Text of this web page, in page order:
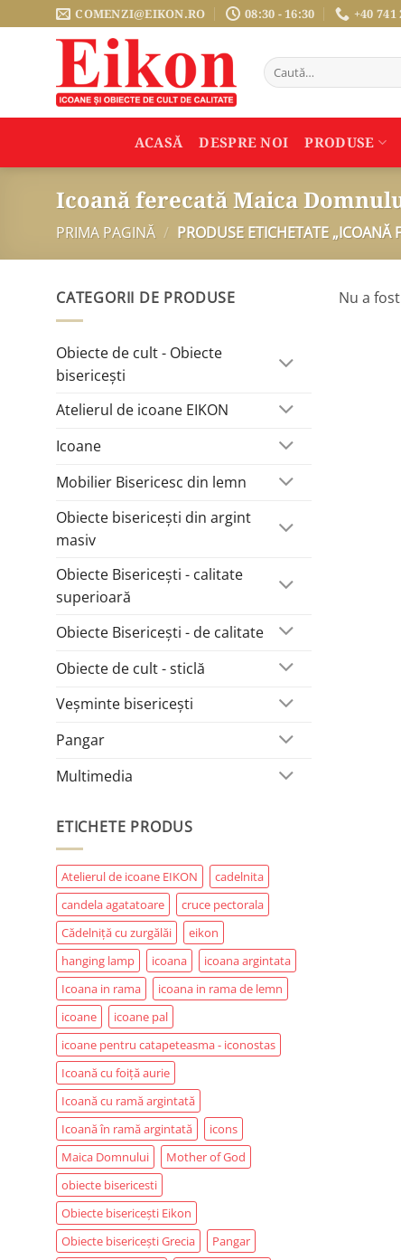
la
COMENZI@EIKON.RO 08:30 - 16:30 +40 741
Caută
după:
ACASĂ DESPRE NOI PRODUSE
Icoană ferecată Maica
PRIMA PAGINĂ / PRODUSE ETICHETATE
CATEGORII DE PRODUSE
Obiecte de cult - Obiecte
bisericești
Atelierul de icoane EIKON
Icoane
Mobilier Bisericesc din lemn
Obiecte bisericești din argint
masiv
Obiecte Bisericești - calitate
superioară
Obiecte Bisericești - de calitate
Obiecte de cult - sticlă
Veșminte bisericești
Pangar
Multimedia
ETICHETE PRODUS
Atelierul de icoane EIKON
cadelnita
candela agatatoare
cruce pectorala
Cădelniță cu zurgălăi
eikon
hanging lamp
icoana
icoana argintata
Icoana in rama
icoana in rama de lemn
icoane
icoane pal
icoane pentru catapeteasma - iconostas
Icoană cu foiță aurie
Icoană cu ramă argintată
Icoană în ramă argintată
icons
Maica Domnului
Mother of God
obiecte bisericesti
Obiecte bisericești Eikon
Obiecte bisericești Grecia
Pangar
Nu a